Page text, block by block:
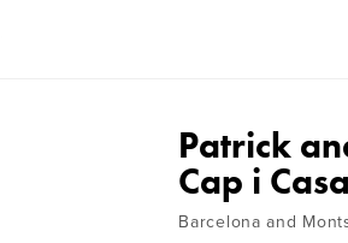
Patrick
Cap i
Barcelona and